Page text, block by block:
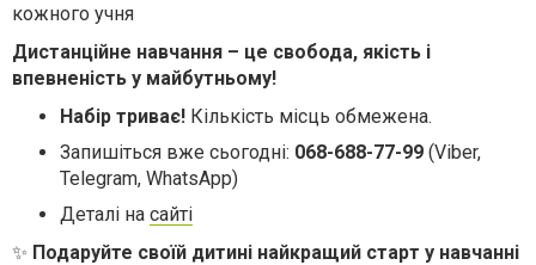
кожного учня
Дистанційне навчання – це свобода, якість і
впевненість у майбутньому!
Набір триває! Кількість місць обмежена.
Запишіться вже сьогодні: 068-688-77-99 (Viber,
Telegram, WhatsApp)
Деталі на сайті
✨ Подаруйте своїй дитині найкращий старт у навчанні